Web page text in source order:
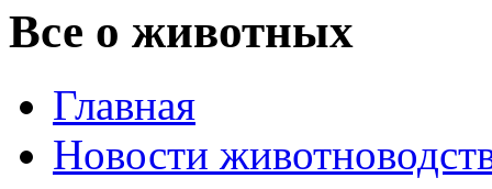
Все о животных
Главная
Новости